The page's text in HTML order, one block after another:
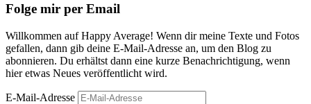
Folge mir per Email
Willkommen auf Happy Average! Wenn dir meine Texte und Fotos
gefallen, dann gib deine E-Mail-Adresse an, um den Blog zu
abonnieren. Du erhältst dann eine kurze Benachrichtigung, wenn
hier etwas Neues veröffentlicht wird.
E-Mail-Adresse